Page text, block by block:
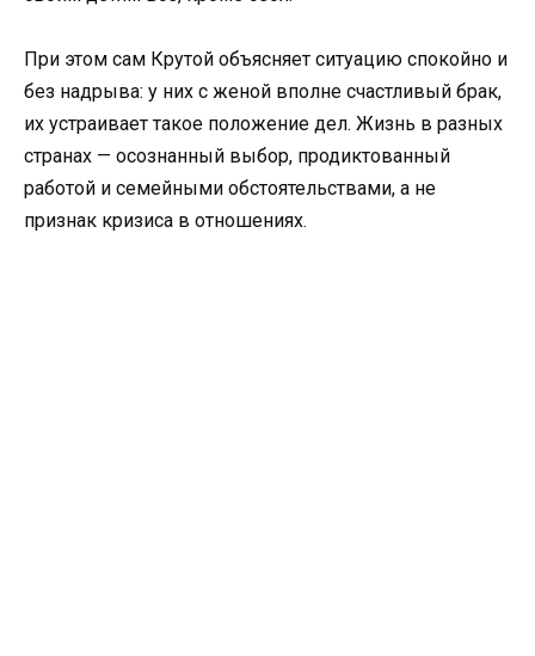
При этом сам Крутой объясняет ситуацию спокойно и
без надрыва: у них с женой вполне счастливый брак,
их устраивает такое положение дел. Жизнь в разных
странах — осознанный выбор, продиктованный
работой и семейными обстоятельствами, а не
признак кризиса в отношениях.